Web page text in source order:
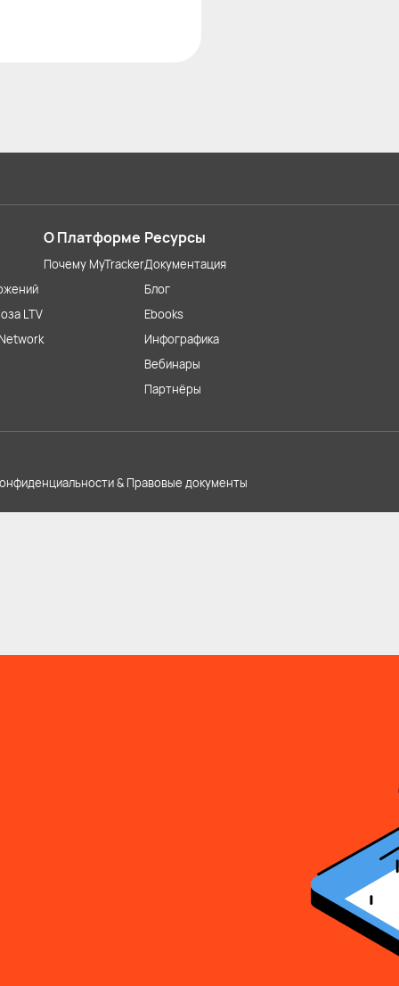
LTV
О Платформе
Почему MyTracker
Ресурсы
Документация
Блог
Ebooks
Инфографика
Вебинары
Партнёры
& Правовые документы